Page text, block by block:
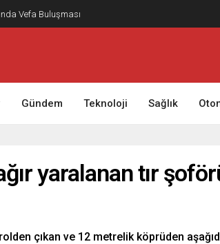
Vefa Buluşması
Gündem Teknoloji Sağlık
yaralanan tır
çıkan ve 12 metrelik köprüden